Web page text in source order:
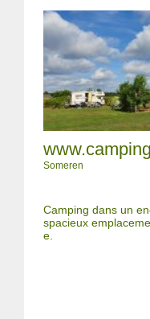
Someren
Camping dans un
spacieux
e.